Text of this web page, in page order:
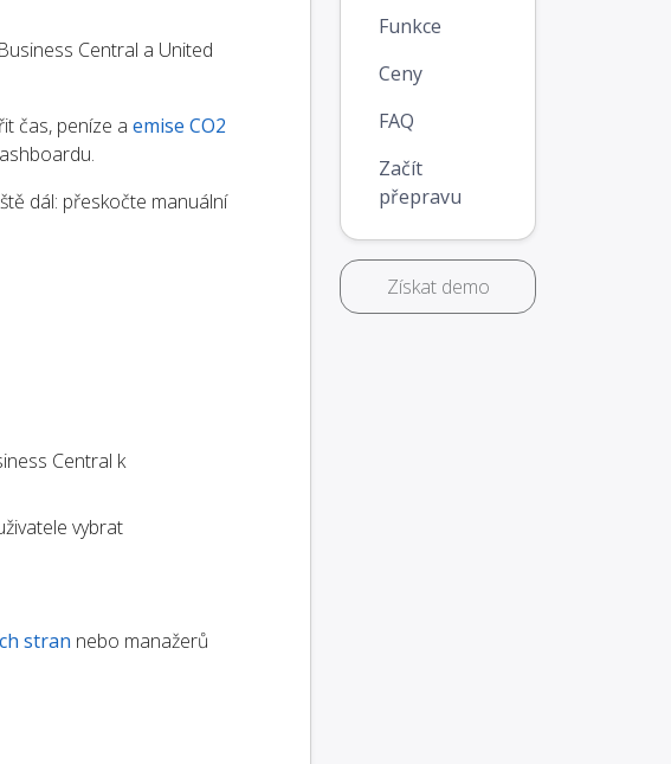
Central a United
čas, peníze a emise CO2
dál: přeskočte manuální
Central k
vybrat
stran nebo manažerů
Funkce
Ceny
FAQ
Začít
přepravu
Získat demo